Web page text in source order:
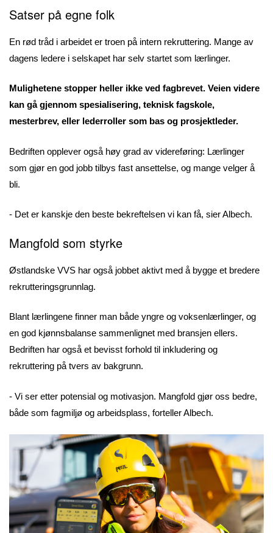
Satser på egne folk
En rød tråd i arbeidet er troen på intern rekruttering. Mange av
dagens ledere i selskapet har selv startet som lærlinger.
Mulighetene stopper heller ikke ved fagbrevet. Veien videre
kan gå gjennom spesialisering, teknisk fagskole,
mesterbrev, eller lederroller som bas og prosjektleder.
Bedriften opplever også høy grad av videreføring: Lærlinger
som gjør en god jobb tilbys fast ansettelse, og mange velger å
bli.
- Det er kanskje den beste bekreftelsen vi kan få, sier Albech.
Mangfold som styrke
Østlandske VVS har også jobbet aktivt med å bygge et bredere
rekrutteringsgrunnlag.
Blant lærlingene finner man både yngre og voksenlærlinger, og
en god kjønnsbalanse sammenlignet med bransjen ellers.
Bedriften har også et bevisst forhold til inkludering og
rekruttering på tvers av bakgrunn.
- Vi ser etter potensial og motivasjon. Mangfold gjør oss bedre,
både som fagmiljø og arbeidsplass, forteller Albech.